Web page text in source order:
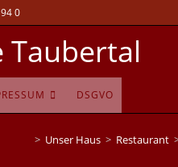
0
Taubertal
DSGVO
> Unser Haus > Restaurant